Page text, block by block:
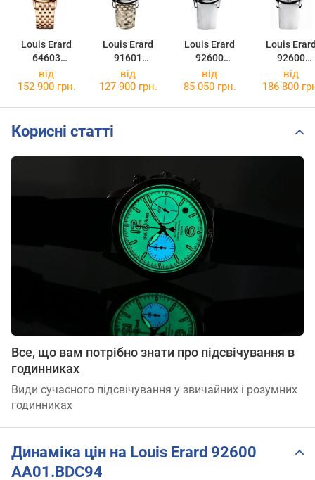
Louis Erard
64603
PR31.BMA51
Louis Erard
91601
AA36.BDP03
Louis Erard
92600
AA01.BDC94
Louis
92600
від
152 900 грн.
від
127 900 грн.
від
85 050 грн.
від
186 800
Корисні статті
Все, що вам потрібно знати про підсвічування в
годинниках
Види сучасного підсвічування у звичайних і розумних
годинниках
Динаміка цін на Louis Erard 92600
AA01.BDC94